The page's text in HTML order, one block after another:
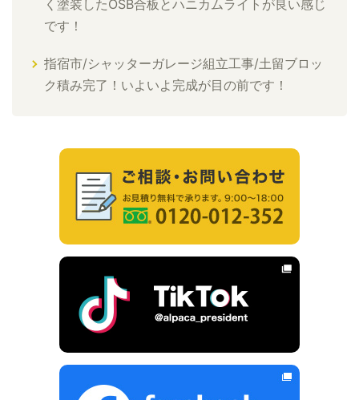
く塗装したOSB合板とハニカムライトが良い感じ
です！
指宿市/シャッターガレージ組立工事/土留ブロッ
ク積み完了！いよいよ完成が目の前です！